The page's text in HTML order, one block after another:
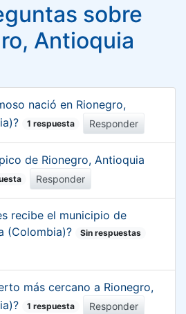
sobre
Antioquia
nació en Rionegro,
1 respuesta Responder
de Rionegro, Antioquia
Responder
recibe el municipio de
(Colombia)?
Sin respuestas
más cercano a Rionegro,
1 respuesta Responder